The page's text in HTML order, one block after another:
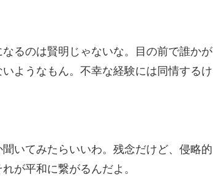
るのは賢明じゃないな。目の前で誰かが
ようなもん。不幸な経験には同情するけ
いてみたらいいわ。残念だけど、侵略的
が平和に繋がるんだよ。